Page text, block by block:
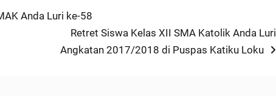
Anda Luri ke-58
Next
post:
Retret Siswa Kelas XII SMA Katolik Anda Luri
Angkatan 2017/2018 di Puspas Katiku Loku